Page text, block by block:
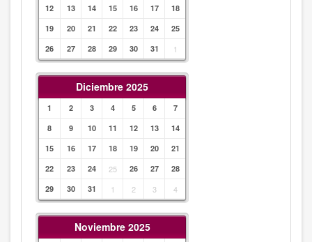
12
13 14 15 16 17
18
19
20 21 22 23 24
25
26
27 28 29 30 31 1
Diciembre 2025
1 2 3 4 5 6
7
8
9 10 11 12 13
14
15
16 17 18 19 20
21
22
23 24 25 26 27
28
29
30 31 1 2 3 4
Noviembre 2025